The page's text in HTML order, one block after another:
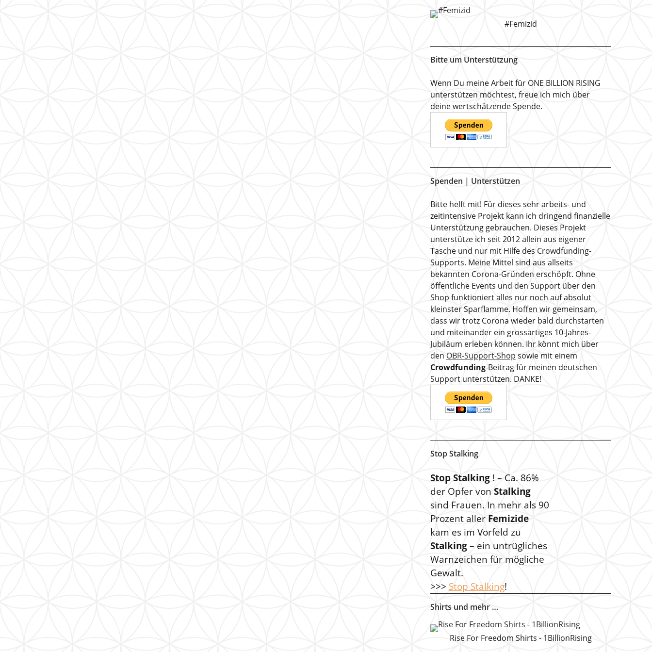
#Femizid
Bitte um Unterstützung
Wenn Du meine Arbeit für ONE BILLION RISING
unterstützen möchtest, freue ich mich über
deine wertschätzende Spende.
Spenden | Unterstützen
Bitte helft mit! Für dieses sehr arbeits- und
zeitintensive Projekt kann ich dringend finanzielle
Unterstützung gebrauchen. Dieses Projekt
unterstütze ich seit 2012 allein aus eigener
Tasche und nur mit Hilfe des Crowdfunding-
Supports. Meine Mittel sind aus allseits
bekannten Corona-Gründen erschöpft. Ohne
öffentliche Events und den Support über den
Shop funktioniert alles nur noch auf absolut
kleinster Sparflamme. Hoffen wir gemeinsam,
dass wir trotz Corona wieder bald durchstarten
und miteinander ein grossartiges 10-Jahres-
Jubiläum erleben können. Ihr könnt mich über
den OBR-Support-Shop sowie mit einem
Crowdfunding-Beitrag für meinen deutschen
Support unterstützen. DANKE!
Stop Stalking
Stop Stalking! – Ca. 86%
der Opfer von Stalking
sind Frauen. In mehr als 90
Prozent aller Femizide
kam es im Vorfeld zu
Stalking– ein untrügliches
Warnzeichen für mögliche
Gewalt.
>>> Stop Stalking!
Shirts und mehr …
Rise For Freedom Shirts - 1BillionRising